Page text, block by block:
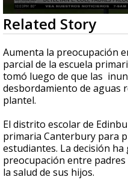
0
seconds
of
2
minutes,
11
seconds
Related Story
Aumenta la preocupación
parcial de la escuela
tomó luego de que las
desbordamiento de aguas
plantel.
El distrito escolar de
primaria Canterbury para
estudiantes. La decisión
preocupación entre
la salud de sus hijos.